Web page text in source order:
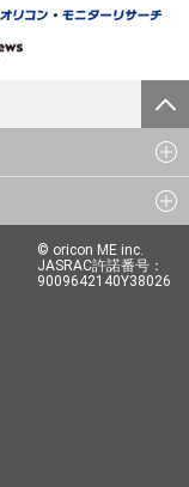
© oricon ME inc.
JASRAC許諾番号：
9009642140Y38026